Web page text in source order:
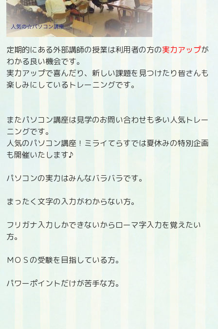
定期的にある外部講師の授業は利用者の方の実力アップが
わかる良い機会です。
実力アップで喜んだり、新しい課題を見つけたり皆さんも
楽しみにしているトレーニングです。
またパソコン講座は見学のお問い合わせも多い人気トレー
ニングです。
人気のパソコン講座！ミライてらすでは夏休みの特別企画
も開催いたします♪
パソコンの実力はみんなバラバラです。
まったく文字の入力がわからない方。
フリガナ入力しかできないからローマ字入力を覚えたい
方。
ＭＯＳの受験を目指している方。
パワーポイントだけが苦手な方。